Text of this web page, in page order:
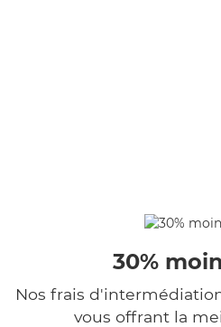
30%
Nos frais
vous offrant la